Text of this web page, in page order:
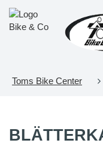
Toms Bike Center